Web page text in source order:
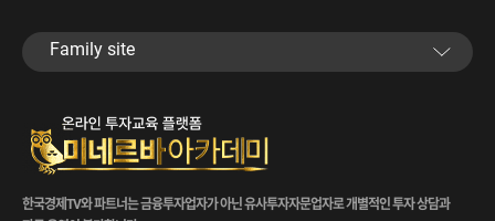
Familysite
한국경제TV와파트너는금융투자업자가아닌유사투자자문업자로개별적인투자상담과